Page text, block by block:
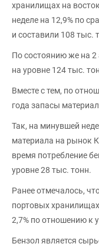
хранилищах на
неделе на 12,9% по
и составили 108 тыс.
По состоянию же на 2
на уровне 124 тыс.
Вместе с тем, по
года запасы
Так, на минувшей
материала на рынок
время потребление
уровне 28 тыс. тонн.
Ранее отмечалось,
портовых
2,7% по отношению к
Бензол является